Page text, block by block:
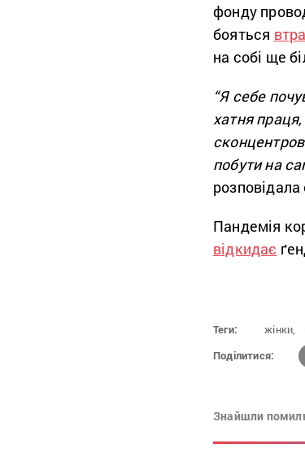
фонду
бояться
на собі ще
“Я себе
хатня
побути на
Пандемія
відкидає
Теги: жінки,
Поділитися:
Знайшли